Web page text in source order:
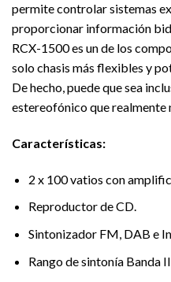
permite controlar sistemas
proporcionar información
RCX-1500 es un de los
solo chasis más flexibles y
De hecho, puede que sea
estereofónico que realmente
Características:
2 x 100 vatios con
Reproductor de CD.
Sintonizador FM, DAB e
Rango de sintonía Banda